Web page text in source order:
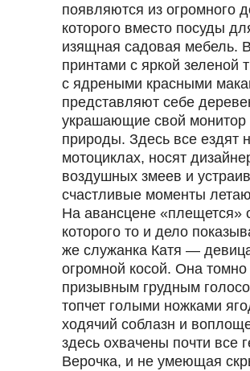
появляются из огромного
которого вместо посуды
изящная садовая мебель.
принтами с яркой зеленой
с ядреными красными
представляют себе
украшающие свой
природы. Здесь все ездят
мотоциклах, носят
воздушных змеев и
счастливые моменты
На авансцене «плещется»
которого то и дело
же служанка Катя —
огромной косой. Она
призывным грудным
топчет голыми ножками
ходячий соблазн и
здесь охвачены почти все
Верочка, и не умеющая